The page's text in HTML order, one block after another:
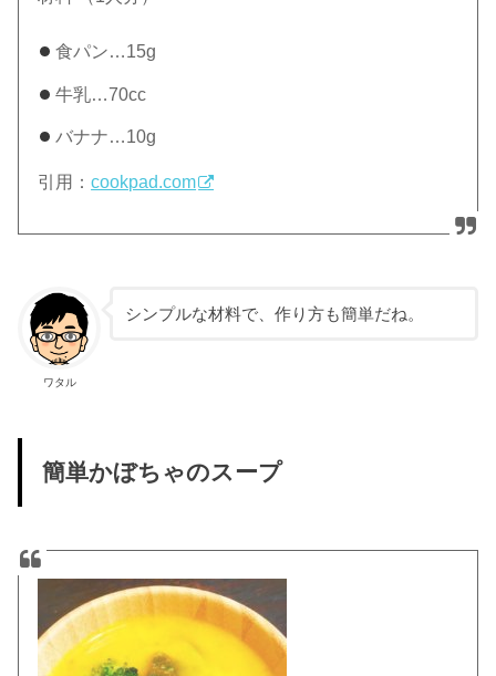
食パン…15g
牛乳…70cc
バナナ…10g
引用：cookpad.com
ワタル
シンプルな材料で、作り方も簡単だね。
簡単かぼちゃのスープ